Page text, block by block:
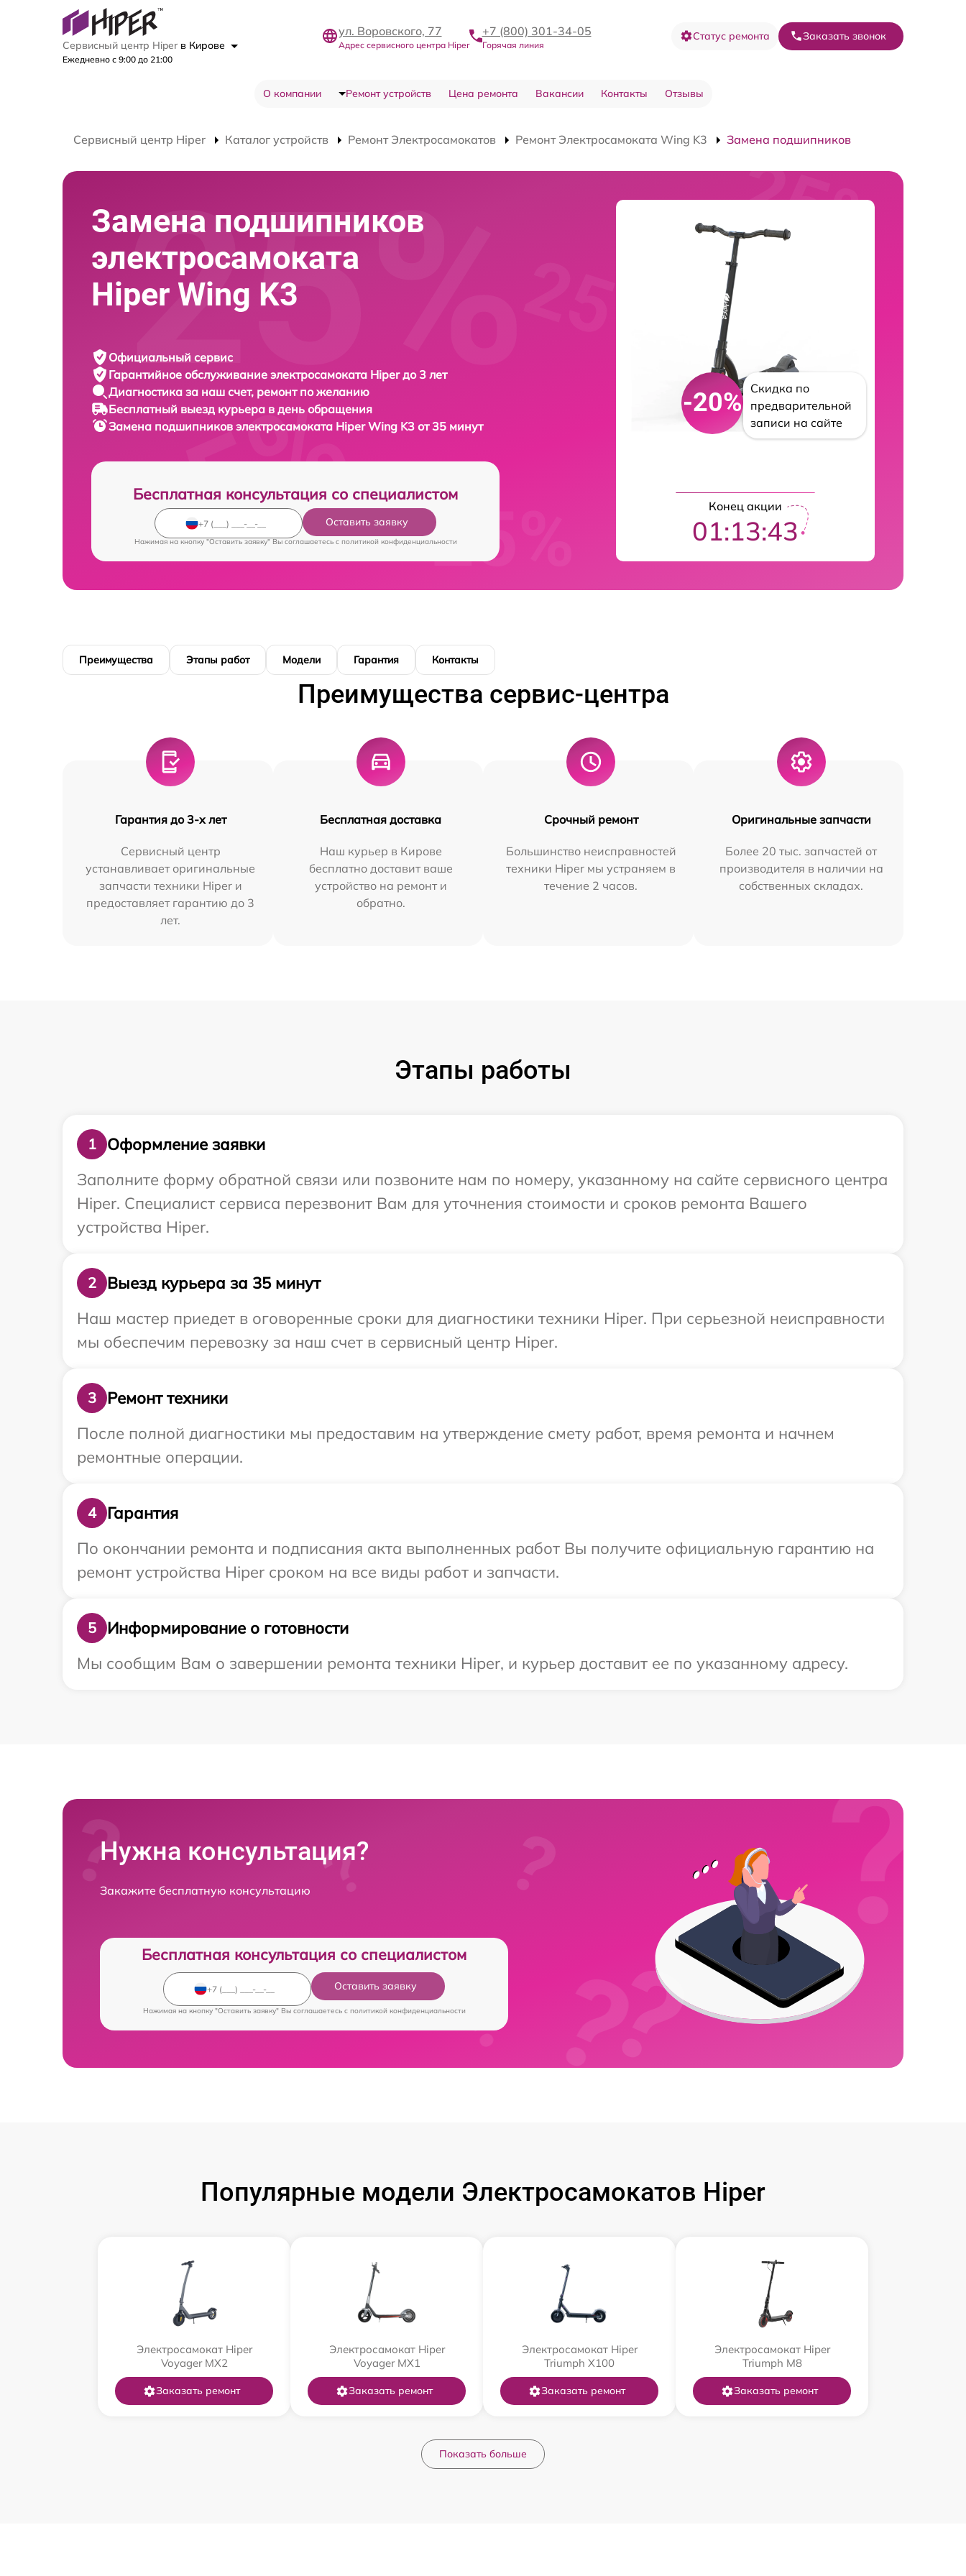
Сервисный центр Hiper в Кирове
Ежедневно с 9:00 до 21:00
ул. Воровского, 77
Адрес сервисного центра Hiper
+7 (800) 301-34-05
Горячая линия
Статус ремонта Заказать звонок
О компании Ремонт устройств Цена ремонта Вакансии Контакты Отзывы
Сервисный центр Hiper Каталог устройств Ремонт Электросамокатов Ремонт Электросамоката Wing K3 Замена подшипников
Замена подшипников
электросамоката
Hiper Wing K3
Официальный сервис
Гарантийное обслуживание электросамоката Hiper до 3 лет
Диагностика за наш счет, ремонт по желанию
Бесплатный выезд курьера в день обращения
Замена подшипников электросамоката Hiper Wing K3 от 35 минут
Бесплатная консультация со специалистом
Оставить заявку
Нажимая на кнопку "Оставить заявку" Вы соглашаетесь c политикой конфиденциальности
-20%
Скидка по
предварительной
записи на сайте
Конец акции
01:13:42
Преимущества Этапы работ Модели Гарантия Контакты
Преимущества сервис-центра
Гарантия до 3-х лет
Сервисный центр
устанавливает оригинальные
запчасти техники Hiper и
предоставляет гарантию до 3
лет.
Бесплатная доставка
Наш курьер в Кирове
бесплатно доставит ваше
устройство на ремонт и
обратно.
Срочный ремонт
Большинство неисправностей
техники Hiper мы устраняем в
течение 2 часов.
Оригинальные запчасти
Более 20 тыс. запчастей от
производителя в наличии на
собственных складах.
Этапы работы
1
Оформление заявки
Заполните форму обратной связи или позвоните нам по номеру, указанному на сайте сервисного центра
Hiper. Специалист сервиса перезвонит Вам для уточнения стоимости и сроков ремонта Вашего
устройства Hiper.
2
Выезд курьера за 35 минут
Наш мастер приедет в оговоренные сроки для диагностики техники Hiper. При серьезной неисправности
мы обеспечим перевозку за наш счет в сервисный центр Hiper.
3
Ремонт техники
После полной диагностики мы предоставим на утверждение смету работ, время ремонта и начнем
ремонтные операции.
4
Гарантия
По окончании ремонта и подписания акта выполненных работ Вы получите официальную гарантию на
ремонт устройства Hiper сроком на все виды работ и запчасти.
5
Информирование о готовности
Мы сообщим Вам о завершении ремонта техники Hiper, и курьер доставит ее по указанному адресу.
Нужна консультация?
Закажите бесплатную консультацию
Бесплатная консультация со специалистом
Оставить заявку
Нажимая на кнопку "Оставить заявку" Вы соглашаетесь c политикой конфиденциальности
Популярные модели Электросамокатов Hiper
Электросамокат Hiper
Voyager MX2
Заказать ремонт
Электросамокат Hiper
Voyager MX1
Заказать ремонт
Электросамокат Hiper
Triumph X100
Заказать ремонт
Электросамокат Hiper
Triumph M8
Заказать ремонт
Показать больше